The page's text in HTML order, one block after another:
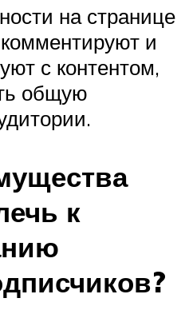
на странице
и
с контентом,
общую
к